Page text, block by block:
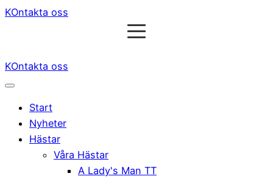
KOntakta oss
KOntakta oss
Start
Nyheter
Hästar
Våra Hästar
A Lady's Man TT